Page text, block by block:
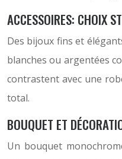
ACCESSOIRES: CHOIX
Des bijoux fins et
blanches ou argentées
contrastent avec une
total.
BOUQUET ET
Un bouquet